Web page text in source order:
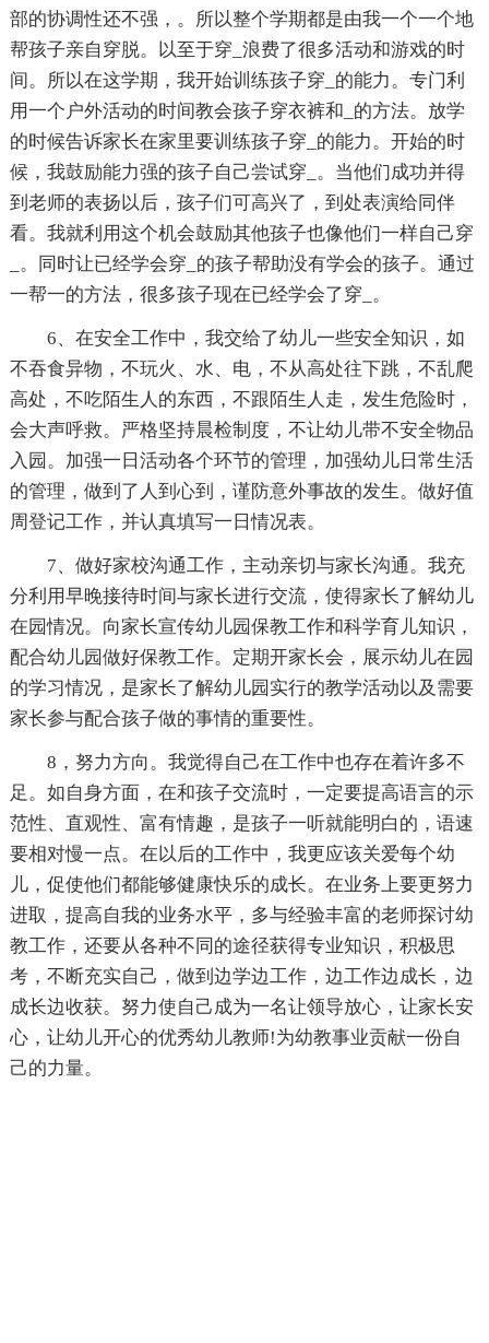
部的协调性还不强，。所以整个学期都是由我一个一个地
帮孩子亲自穿脱。以至于穿_浪费了很多活动和游戏的时
间。所以在这学期，我开始训练孩子穿_的能力。专门利
用一个户外活动的时间教会孩子穿衣裤和_的方法。放学
的时候告诉家长在家里要训练孩子穿_的能力。开始的时
候，我鼓励能力强的孩子自己尝试穿_。当他们成功并得
到老师的表扬以后，孩子们可高兴了，到处表演给同伴
看。我就利用这个机会鼓励其他孩子也像他们一样自己穿
_。同时让已经学会穿_的孩子帮助没有学会的孩子。通过
一帮一的方法，很多孩子现在已经学会了穿_。
6、在安全工作中，我交给了幼儿一些安全知识，如
不吞食异物，不玩火、水、电，不从高处往下跳，不乱爬
高处，不吃陌生人的东西，不跟陌生人走，发生危险时，
会大声呼救。严格坚持晨检制度，不让幼儿带不安全物品
入园。加强一日活动各个环节的管理，加强幼儿日常生活
的管理，做到了人到心到，谨防意外事故的发生。做好值
周登记工作，并认真填写一日情况表。
7、做好家校沟通工作，主动亲切与家长沟通。我充
分利用早晚接待时间与家长进行交流，使得家长了解幼儿
在园情况。向家长宣传幼儿园保教工作和科学育儿知识，
配合幼儿园做好保教工作。定期开家长会，展示幼儿在园
的学习情况，是家长了解幼儿园实行的教学活动以及需要
家长参与配合孩子做的事情的重要性。
8，努力方向。我觉得自己在工作中也存在着许多不
足。如自身方面，在和孩子交流时，一定要提高语言的示
范性、直观性、富有情趣，是孩子一听就能明白的，语速
要相对慢一点。在以后的工作中，我更应该关爱每个幼
儿，促使他们都能够健康快乐的成长。在业务上要更努力
进取，提高自我的业务水平，多与经验丰富的老师探讨幼
教工作，还要从各种不同的途径获得专业知识，积极思
考，不断充实自己，做到边学边工作，边工作边成长，边
成长边收获。努力使自己成为一名让领导放心，让家长安
心，让幼儿开心的优秀幼儿教师!为幼教事业贡献一份自
己的力量。